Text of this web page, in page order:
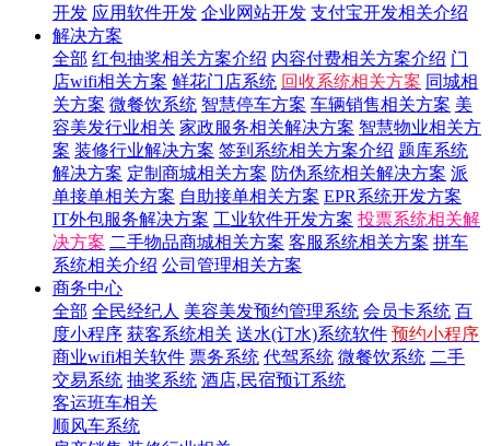
开发 应用软件开发 企业网站开发 支付宝开发相关介绍
解决方案
全部 红包抽奖相关方案介绍 内容付费相关方案介绍 门
店wifi相关方案 鲜花门店系统 回收系统相关方案 同城相
关方案 微餐饮系统 智慧停车方案 车辆销售相关方案 美
容美发行业相关 家政服务相关解决方案 智慧物业相关方
案 装修行业解决方案 签到系统相关方案介绍 题库系统
解决方案 定制商城相关方案 防伪系统相关解决方案 派
单接单相关方案 自助接单相关方案 EPR系统开发方案
IT外包服务解决方案 工业软件开发方案 投票系统相关解
决方案 二手物品商城相关方案 客服系统相关方案 拼车
系统相关介绍 公司管理相关方案
商务中心
全部 全民经纪人 美容美发预约管理系统 会员卡系统 百
度小程序 获客系统相关 送水(订水)系统软件 预约小程序
商业wifi相关软件 票务系统 代驾系统 微餐饮系统 二手
交易系统 抽奖系统 酒店,民宿预订系统
客运班车相关
顺风车系统